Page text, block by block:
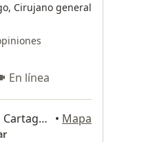
Cirujano general
En línea
km 8 via al mar Serena del Mar, Cartagena • Mapa